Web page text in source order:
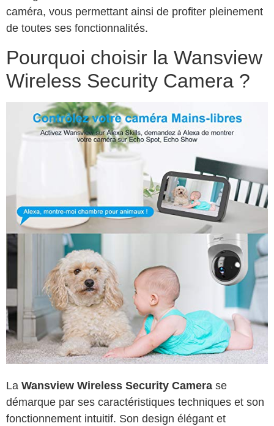
caméra, vous permettant ainsi de profiter pleinement
de toutes ses fonctionnalités.
Pourquoi choisir la Wansview
Wireless Security Camera ?
La Wansview Wireless Security Camera se
démarque par ses caractéristiques techniques et son
fonctionnement intuitif. Son design élégant et